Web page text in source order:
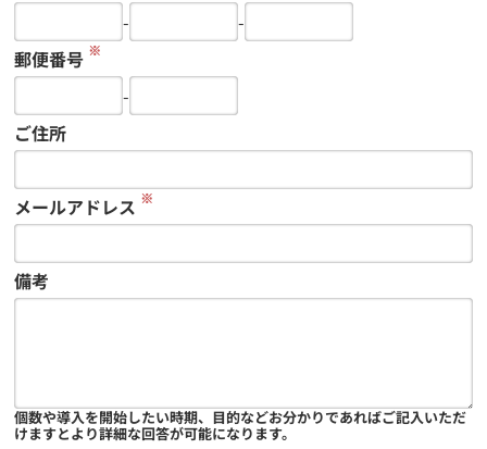
-
-
郵便番号 ※
-
ご住所
メールアドレス ※
備考
個数や導入を開始したい時期、目的などお分かりであればご記入いただ
けますとより詳細な回答が可能になります。